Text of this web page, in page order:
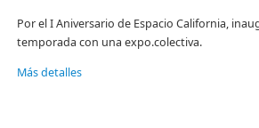
Por el I Aniversario de Espacio California,
temporada con una expo.colectiva.
Más detalles